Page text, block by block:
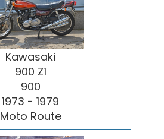
Kawasaki
900 Z1
900
1973 - 1979
Moto Route